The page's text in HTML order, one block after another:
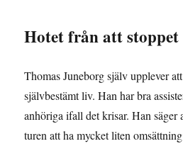
Hotet från att
Thomas Juneborg själv upplever
självbestämt liv. Han har bra
anhöriga ifall det krisar. Han säger
turen att ha mycket liten